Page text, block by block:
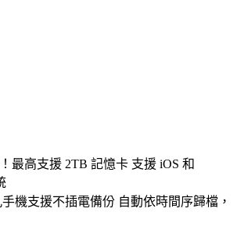
最高支援 2TB 記憶卡 支援 iOS 和
機支援不插電備份 自動依時間序歸檔，